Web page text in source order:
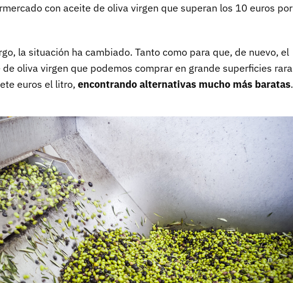
con aceite de oliva virgen que superan los 10 euros por
la situación ha cambiado. Tanto como para que, de nuevo, el
oliva virgen que podemos comprar en grande superficies rara
euros el litro, encontrando alternativas mucho más baratas.